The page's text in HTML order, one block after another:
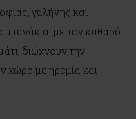
γαλήνης και
με τον καθαρό
διώχνουν την
χώρο με ηρεμία και